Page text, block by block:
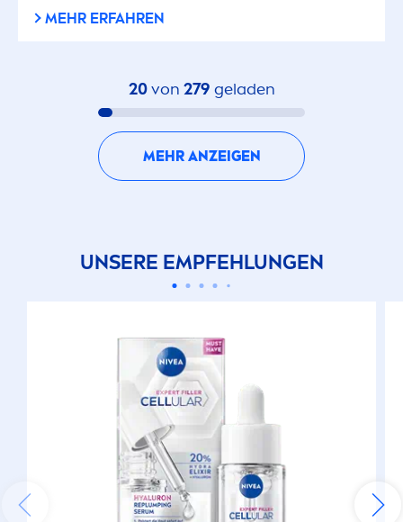
MEHR ERFAHREN
20von 279 geladen
MEHR ANZEIGEN
UNSERE EMPFEHLUNGEN